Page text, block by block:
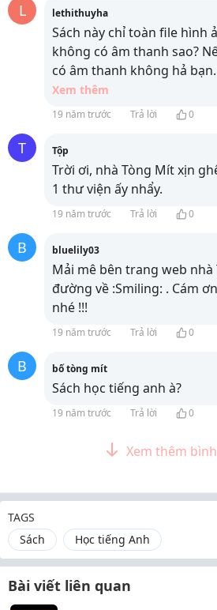
L lethithuyha
Sách này chỉ toàn file hình
không có âm thanh sao?
có âm thanh không hả
Xem thêm
19 năm trước Trả lời 0
T Tộp
Trời ơi, nhà Tòng Mít xịn
1 thư viện ấy nhẩy.
19 năm trước Trả lời 0
B bluelily03
Mải mê bên trang web nhà
đường về :Smiling: . Cám
nhé !!!
19 năm trước Trả lời 0
B bố tòng mít
Sách học tiếng anh à?
19 năm trước Trả lời 0
Xem thêm
TAGS
Sách
Học tiếng Anh
Bài viết liên quan